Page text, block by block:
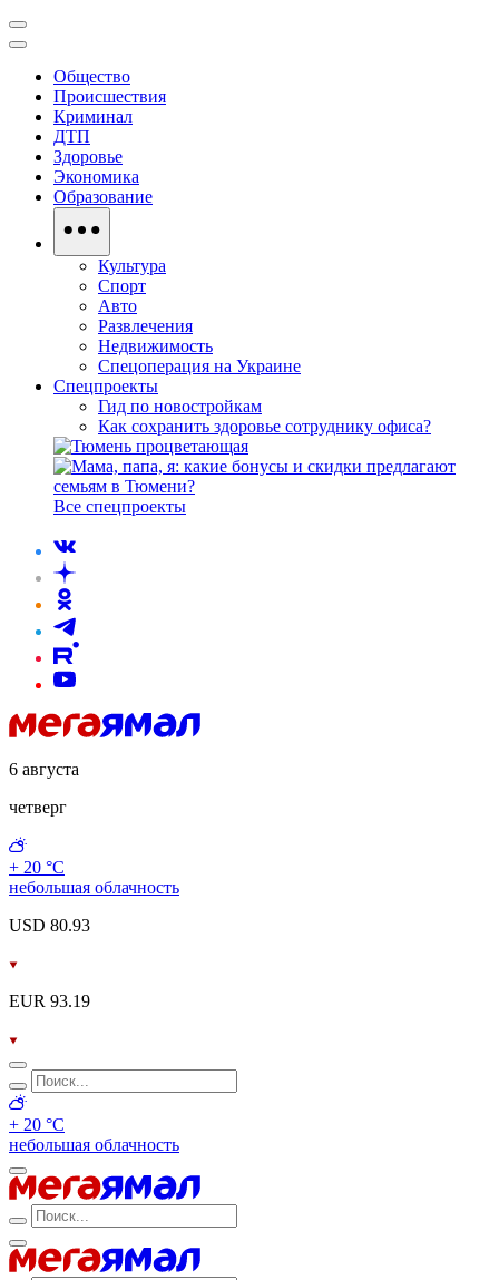
Общество
Происшествия
Криминал
ДТП
Здоровье
Экономика
Образование
Культура
Спорт
Авто
Развлечения
Недвижимость
Спецоперация на Украине
Спецпроекты
Гид по новостройкам
Как сохранить здоровье сотруднику офиса?
Все спецпроекты
6 августа
четверг
+ 20 °С
небольшая облачность
USD 80.93
EUR 93.19
+ 20 °С
небольшая облачность